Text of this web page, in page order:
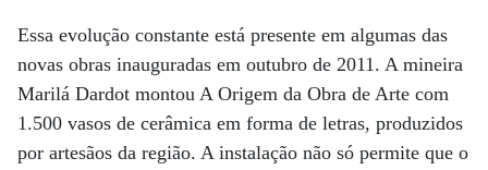
Essa evolução constante está presente em algumas das
novas obras inauguradas em outubro de 2011. A mineira
Marilá Dardot montou A Origem da Obra de Arte com
1.500 vasos de cerâmica em forma de letras, produzidos
por artesãos da região. A instalação não só permite que o